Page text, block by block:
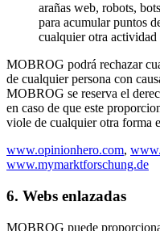
arañas web, robots,
para acumular puntos
cualquier otra actividad
MOBROG podrá rechazar
de cualquier persona con
MOBROG se reserva el
en caso de que este
viole de cualquier otra forma
www.opinionhero.com,
www.mymarktforschung.de
6. Webs enlazadas
MOBROG puede